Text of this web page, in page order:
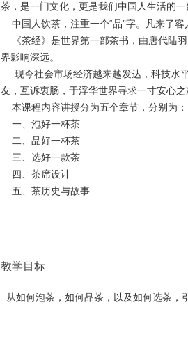
茶，是一门文化，更是我们中国人生活的一
中国人饮茶，注重一个“品”字。凡来了客
《茶经》是世界第一部茶书，由唐代陆
界影响深远。
现今社会市场经济越来越发达，科技水
友，互诉衷肠，于浮华世界寻求一寸安心
本课程内容讲授分为五个章节，分别为：
一、泡好一杯茶
二、品好一杯茶
三、选好一款茶
四、茶席设计
五、茶历史与故事
教学目标
从如何泡茶，如何品茶，以及如何选茶，